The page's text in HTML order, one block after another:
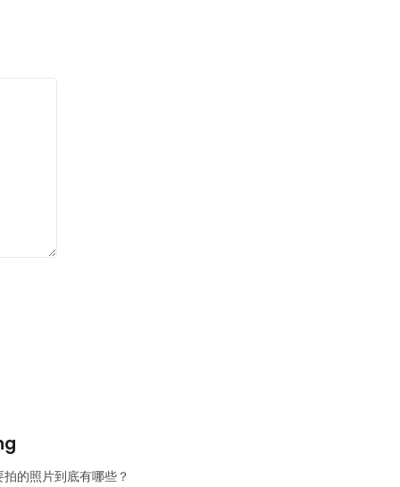
的照片到底有哪些？